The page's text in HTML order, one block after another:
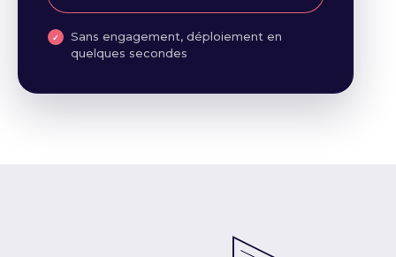
Sans engagement, déploiement en
quelques secondes